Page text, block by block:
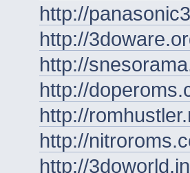
http://
http://
http://
http://
http://
http://
http://